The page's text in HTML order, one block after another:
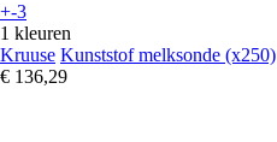
+-3
1 kleuren
Kruuse Kunststof melksonde (x250)
€ 136,29